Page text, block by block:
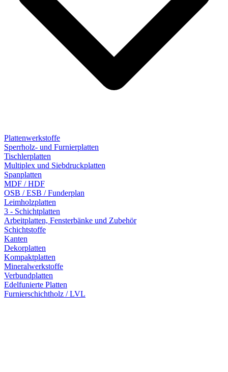
Plattenwerkstoffe
Sperrholz- und Furnierplatten
Tischlerplatten
Multiplex und Siebdruckplatten
Spanplatten
MDF / HDF
OSB / ESB / Funderplan
Leimholzplatten
3 - Schichtplatten
Arbeitplatten, Fensterbänke und Zubehör
Schichtstoffe
Kanten
Dekorplatten
Kompaktplatten
Mineralwerkstoffe
Verbundplatten
Edelfunierte Platten
Furnierschichtholz / LVL